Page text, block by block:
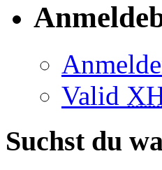
Valid
Suchst du